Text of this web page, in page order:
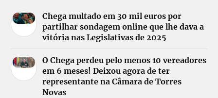
Chega multado em 30 mil euros por
partilhar sondagem online que lhe dava a
vitória nas Legislativas de 2025
O Chega perdeu pelo menos 10 vereadores
em 6 meses! Deixou agora de ter
representante na Câmara de Torres
Novas